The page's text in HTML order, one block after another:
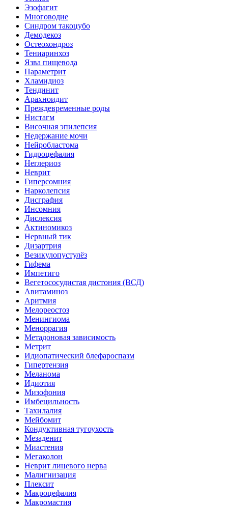
Эзофагит
Многоводие
Синдром такоцубо
Демодекоз
Остеохондроз
Тениаринхоз
Язва пищевода
Параметрит
Хламидиоз
Тендинит
Арахноидит
Преждевременные роды
Нистагм
Височная эпилепсия
Недержание мочи
Нейробластома
Гидроцефалия
Неглериоз
Неврит
Гиперсомния
Нарколепсия
Дисграфия
Инсомния
Дислексия
Актиномикоз
Нервный тик
Дизартрия
Везикулопустулёз
Гифема
Импетиго
Вегетососудистая дистония (ВСД)
Авитаминоз
Аритмия
Мелореостоз
Менингиома
Меноррагия
Метадоновая зависимость
Метрит
Идиопатический блефароспазм
Гипертензия
Меланома
Идиотия
Мизофония
Имбецильность
Тахилалия
Мейбомит
Кондуктивная тугоухость
Мезаденит
Миастения
Мегаколон
Неврит лицевого нерва
Малигнизация
Плексит
Макроцефалия
Макромастия